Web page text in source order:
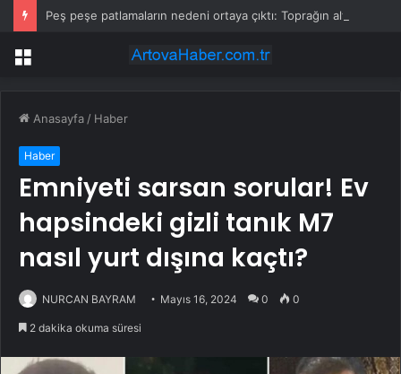
Menü
Anasayfa / Haber
Haber
Emniyeti sarsan sorular! Ev
hapsindeki gizli tanık M7
nasıl yurt dışına kaçtı?
NURCAN BAYRAM Mayıs 16, 2024 0 0
2 dakika okuma süresi